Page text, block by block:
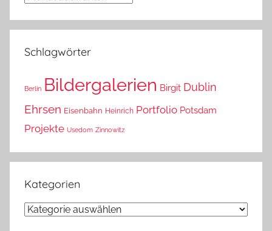
das?
Schlagwörter
Berlin Bildergalerien Birgit Dublin
Ehrsen Eisenbahn Heinrich Portfolio Potsdam
Projekte Usedom Zinnowitz
Kategorien
Kategorien